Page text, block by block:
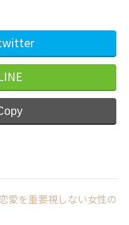
愛を重要視しない女性の